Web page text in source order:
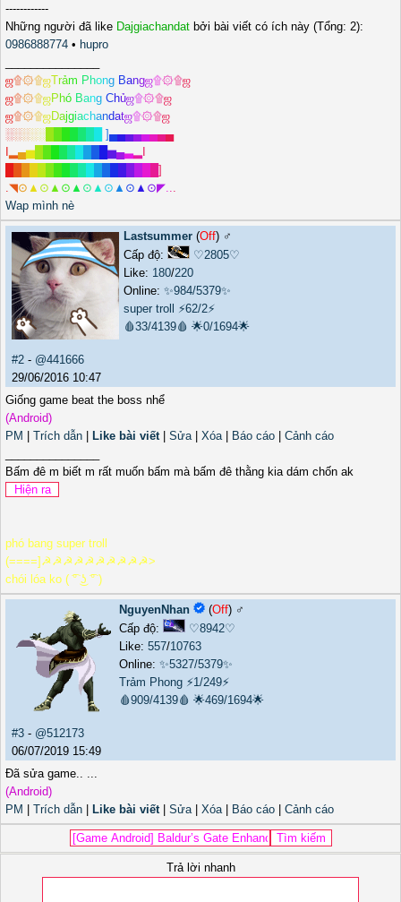
------------
Những người đã like Dajgiachandat bởi bài viết có ích này (Tổng: 2):
0986888774 • hupro
ஜ۩۞۩ஜTrảm P hong Bangஜ۩۞۩ஜ
ஜ۩۞۩ஜP hó Bang Chủஜ۩۞۩ஜ
ஜ۩۞۩ஜDajgiac handatஜ۩۞۩ஜ
░░░░░ ]▄▄▄▄▄▄▄▄
▄▅ ▅▄▃▂
]
◥⊙ ▲ ⊙ ▲ ⊙ ▲ ⊙ ▲ ⊙ ▲ ⊙ ▲ ⊙◤
Wap mình nè
Lastsummer (Off) ♂️
Cấp độ:
♡2805♡
Like: 180/220
Online: ✨984/5379✨
super troll
⚡62/2⚡
🩸33/4139🩸 🌟0/1694🌟
#2 - @441666
29/06/2016 10:47
Giống game beat the boss nhể
(Android)
PM
Trích dẫn Like bài viết Sửa Xóa Báo cáo
Cảnh cáo
Bấm đê m biết m rất muốn bấm mà bấm đê thằng kia dám chốn ak
phó bang super troll
(====]☭☭☭☭☭☭☭☭☭☭>
chói lóa ko ( ͡° ͜ʖ ͡° )
NguyenNhan (Off) ♂️
Cấp độ:
♡8942♡
Like:557/10763
Online:✨5327/5379✨
Trảm Phong ⚡1/249⚡
🩸909/4139🩸 🌟469/1694🌟
#3 - @512173
06/07/2019 15:49
Đã sửa game.. ...
(Android)
PM
Trích dẫn Like bài viết Sửa Xóa Báo cáo Cảnh cáo
Trả lời nhanh